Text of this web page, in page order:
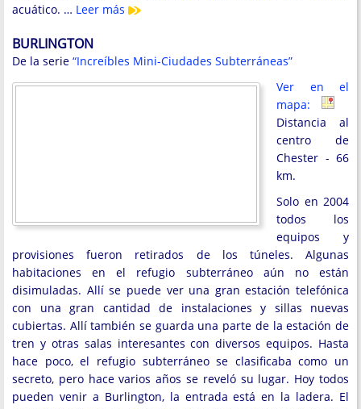
acuático. … Leer más
BURLINGTON
De la serie “Increíbles Mini-Ciudades Subterráneas”
Ver en el
mapa:
Distancia al
centro de
Chester - 66
km.
Solo en 2004
todos los
equipos y
provisiones fueron retirados de los túneles. Algunas
habitaciones en el refugio subterráneo aún no están
disimuladas. Allí se puede ver una gran estación telefónica
con una gran cantidad de instalaciones y sillas nuevas
cubiertas. Allí también se guarda una parte de la estación de
tren y otras salas interesantes con diversos equipos. Hasta
hace poco, el refugio subterráneo se clasificaba como un
secreto, pero hace varios años se reveló su lugar. Hoy todos
pueden venir a Burlington, la entrada está en la ladera. El